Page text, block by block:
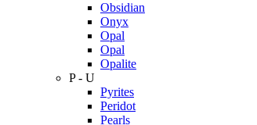
Obsidian
Onyx
Opal
Opal
Opalite
P - U
Pyrites
Peridot
Pearls